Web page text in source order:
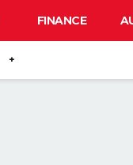
FINANCE
+